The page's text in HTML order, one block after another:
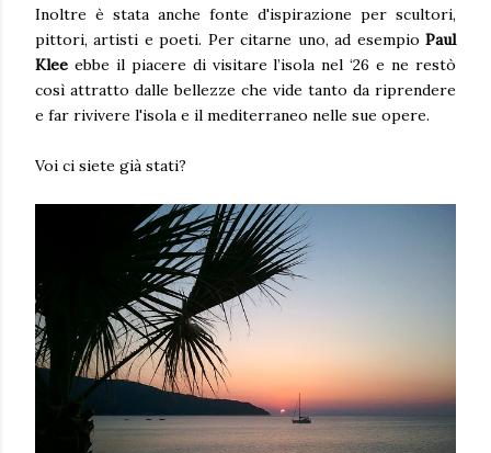
Inoltre è stata anche fonte d'ispirazione per scultori,
pittori, artisti e poeti. Per citarne uno, ad esempio Paul
Klee ebbe il piacere di visitare l’isola nel ‘26 e ne restò
così attratto dalle bellezze che vide tanto da riprendere
e far rivivere l'isola e il mediterraneo nelle sue opere.
Voi ci siete già stati?